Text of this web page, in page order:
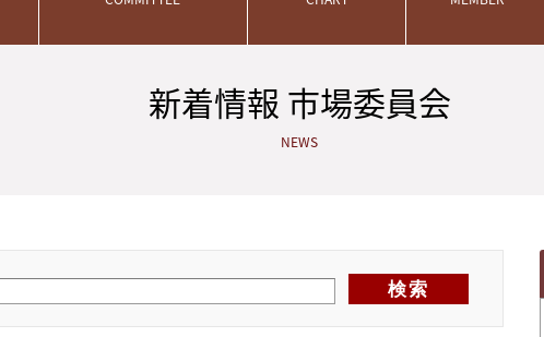
新着情報 市場委員会
NEWS